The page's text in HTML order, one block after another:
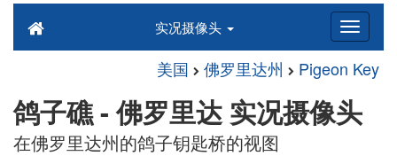
实况摄像头
美国 佛罗里达州 Pigeon Key
鸽子礁 - 佛罗里达 实况摄像头
在佛罗里达州的鸽子钥匙桥的视图